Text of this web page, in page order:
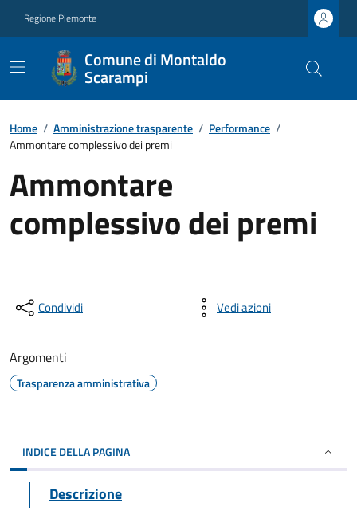
Regione Piemonte
Comune di Montaldo
Scarampi
Home / Amministrazione trasparente / Performance /
Ammontare complessivo dei premi
Ammontare
complessivo dei premi
Condividi Vedi azioni
Argomenti
Trasparenza amministrativa
INDICE DELLA PAGINA
Descrizione